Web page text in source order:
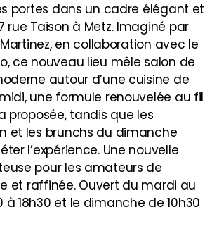
portes dans un cadre élégant et
rue Taison à Metz. Imaginé par
en collaboration avec le
ce nouveau lieu mêle salon de
autour d’une cuisine de
une formule renouvelée au fil
proposée, tandis que les
et les brunchs du dimanche
l’expérience. Une nouvelle
pour les amateurs de
et raffinée. Ouvert du mardi au
18h30 et le dimanche de 10h30